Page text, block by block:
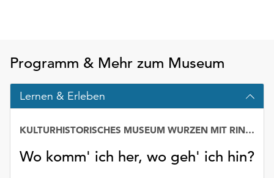
Programm & Mehr zum Museum
Lernen & Erleben
Wo komm' ich her, wo geh' ich hin?
KULTURHISTORISCHES MUSEUM WURZEN MIT RINGELNATZ-SAMMLUNG